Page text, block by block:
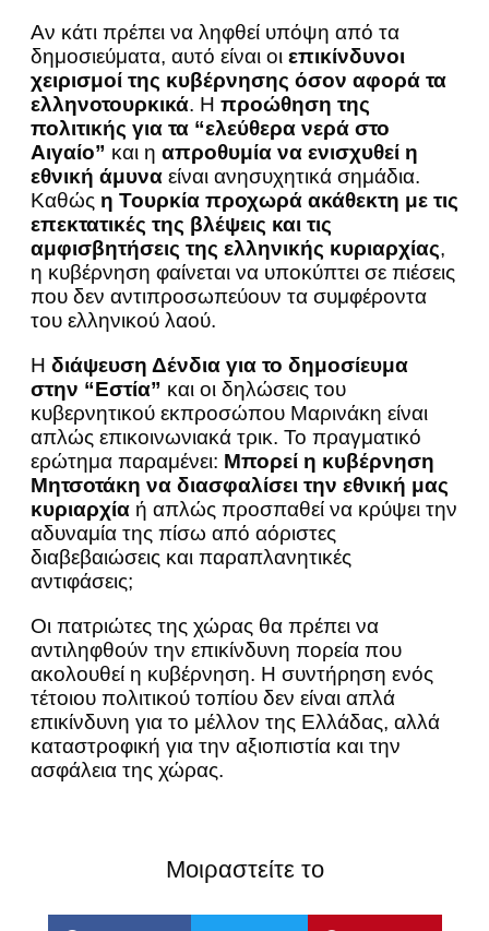
Αν κάτι πρέπει να ληφθεί υπόψη από τα
δημοσιεύματα, αυτό είναι οι επικίνδυνοι
χειρισμοί της κυβέρνησης όσον αφορά τα
ελληνοτουρκικά. Η προώθηση της
πολιτικής για τα “ελεύθερα νερά στο
Αιγαίο” και η απροθυμία να ενισχυθεί η
εθνική άμυνα είναι ανησυχητικά σημάδια.
Καθώς η Τουρκία προχωρά ακάθεκτη με τις
επεκτατικές της βλέψεις και τις
αμφισβητήσεις της ελληνικής κυριαρχίας,
η κυβέρνηση φαίνεται να υποκύπτει σε πιέσεις
που δεν αντιπροσωπεύουν τα συμφέροντα
του ελληνικού λαού.
Η διάψευση Δένδια για το δημοσίευμα
στην “Εστία” και οι δηλώσεις του
κυβερνητικού εκπροσώπου Μαρινάκη είναι
απλώς επικοινωνιακά τρικ. Το πραγματικό
ερώτημα παραμένει: Μπορεί η κυβέρνηση
Μητσοτάκη να διασφαλίσει την εθνική μας
κυριαρχία ή απλώς προσπαθεί να κρύψει την
αδυναμία της πίσω από αόριστες
διαβεβαιώσεις και παραπλανητικές
αντιφάσεις;
Οι πατριώτες της χώρας θα πρέπει να
αντιληφθούν την επικίνδυνη πορεία που
ακολουθεί η κυβέρνηση. Η συντήρηση ενός
τέτοιου πολιτικού τοπίου δεν είναι απλά
επικίνδυνη για το μέλλον της Ελλάδας, αλλά
καταστροφική για την αξιοπιστία και την
ασφάλεια της χώρας.
Μοιραστείτε το